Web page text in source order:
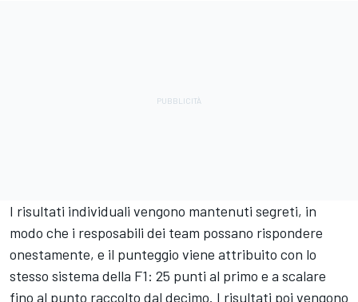
I risultati individuali vengono mantenuti segreti, in
modo che i resposabili dei team possano rispondere
onestamente, e il punteggio viene attribuito con lo
stesso sistema della F1: 25 punti al primo e a scalare
fino al punto raccolto dal decimo. I risultati poi vengono